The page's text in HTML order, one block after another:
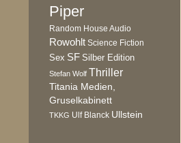
Piper
Random House Audio
Rowohlt Science Fiction
Sex SF Silber Edition
Stefan Wolf Thriller
Titania Medien,
Gruselkabinett
TKKG Ulf Blanck Ullstein